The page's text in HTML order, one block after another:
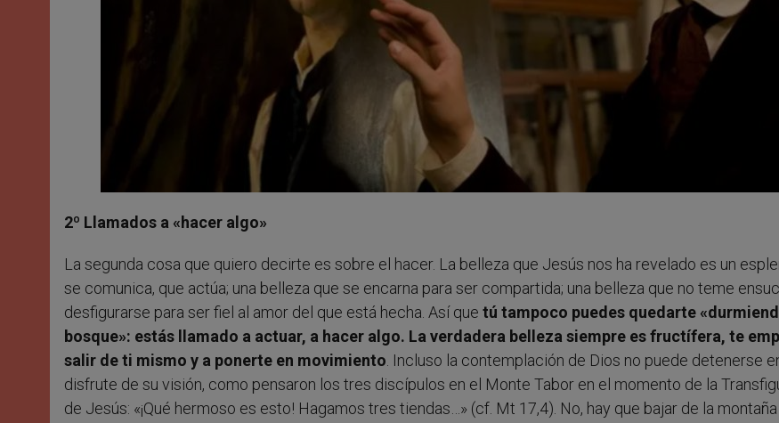
2º Llamados a «hacer algo»
La segunda cosa que quiero decirte es sobre el hacer. La belleza que Jesús nos ha revelado es un
se comunica, que actúa; una belleza que se encarna para ser compartida; una belleza que no teme
desfigurarse para ser fiel al amor del que está hecha. Así que tú tampoco puedes quedarte
bosque»: estás llamado a actuar, a hacer algo. La verdadera belleza siempre es fructífera, te
salir de ti mismo y a ponerte en movimiento . Incluso la contemplación de Dios no puede detenerse
disfrute de su visión, como pensaron los tres discípulos en el Monte Tabor en el momento de la
de Jesús: «¡Qué hermoso es esto! Hagamos tres tiendas…» (cf. Mt 17,4). No, hay que bajar de la